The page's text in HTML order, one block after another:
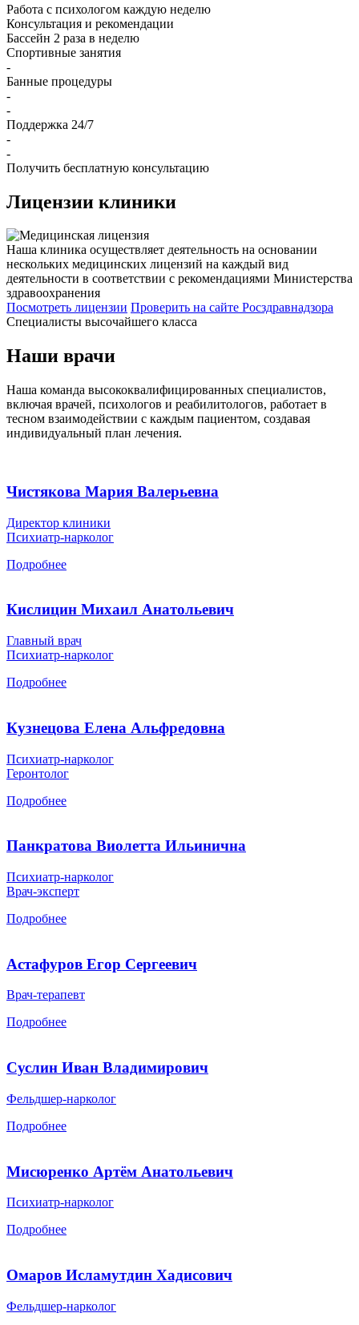
Работа с психологом каждую неделю
Консультация и рекомендации
Бассейн 2 раза в неделю
Спортивные занятия
-
Банные процедуры
-
-
Поддержка 24/7
-
-
Получить бесплатную консультацию
Лицензии клиники
Наша клиника осуществляет деятельность на основании
нескольких медицинских лицензий на каждый вид
деятельности в соответствии с рекомендациями Министерства
здравоохранения
Посмотреть лицензии Проверить на сайте Росздравнадзора
Специалисты высочайшего класса
Наши врачи
Наша команда высококвалифицированных специалистов,
включая врачей, психологов и реабилитологов, работает в
тесном взаимодействии с каждым пациентом, создавая
индивидуальный план лечения.
Чистякова Мария Валерьевна
Директор клиники
Психиатр-нарколог
Подробнее
Кислицин Михаил Анатольевич
Главный врач
Психиатр-нарколог
Подробнее
Кузнецова Елена Альфредовна
Психиатр-нарколог
Геронтолог
Подробнее
Панкратова Виолетта Ильинична
Психиатр-нарколог
Врач-эксперт
Подробнее
Астафуров Егор Сергеевич
Врач-терапевт
Подробнее
Суслин Иван Владимирович
Фельдшер-нарколог
Подробнее
Мисюренко Артём Анатольевич
Психиатр-нарколог
Подробнее
Омаров Исламутдин Хадисович
Фельдшер-нарколог